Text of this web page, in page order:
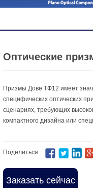
Оптические
Призмы Дове ТФ12 имеет
специфических оптических
сценариях, требующих
компактного дизайна или
Поделиться:
Заказать сейчас